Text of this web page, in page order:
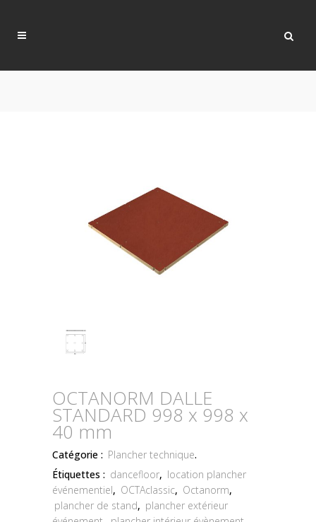
OCTANORM DALLE
STANDARD 998 x 998 x
40 mm
Catégorie : Plancher technique.
Étiquettes : dancefloor, location plancher
événementiel, OCTAclassic, Octanorm,
plancher de stand, plancher extérieur